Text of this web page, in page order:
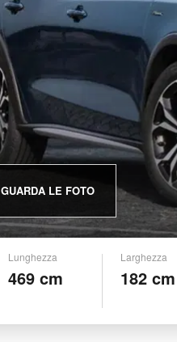
GUARDA LE FOTO
Lunghezza
469 cm
Larghezza
182 cm